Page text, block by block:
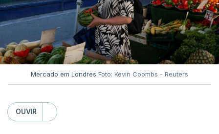
Mercado em Londres Foto: Kevin Coombs - Reuters
OUVIR